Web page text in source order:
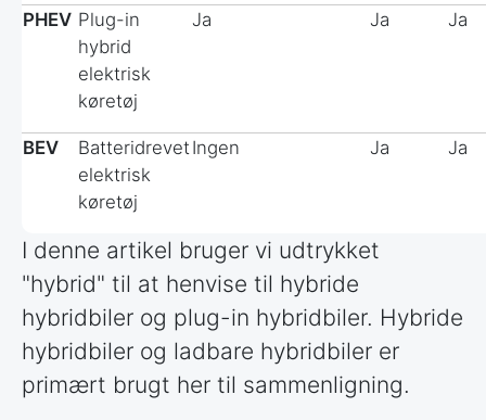
PHEV Plug-in
hybrid
elektrisk
køretøj
Ja Ja Ja
BEV
Batteridrevet
elektrisk
køretøj
Ingen Ja Ja
I denne artikel bruger vi udtrykket
"hybrid" til at henvise til hybride
hybridbiler og plug-in hybridbiler. Hybride
hybridbiler og ladbare hybridbiler er
primært brugt her til sammenligning.